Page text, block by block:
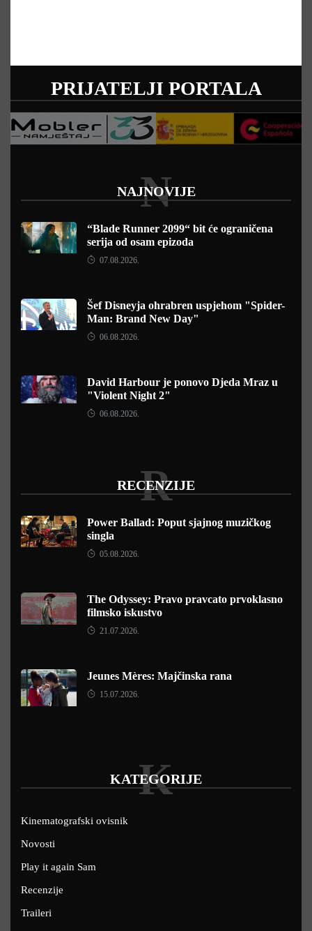
PRIJATELJI PORTALA
NAJNOVIJE
N
“Blade Runner 2099“ bit će ograničena
serija od osam epizoda
07.08.2026.
Šef Disneyja ohrabren uspjehom "Spider-
Man: Brand New Day"
06.08.2026.
David Harbour je ponovo Djeda Mraz u
"Violent Night 2"
06.08.2026.
RECENZIJE
R
Power Ballad: Poput sjajnog muzičkog
singla
05.08.2026.
The Odyssey: Pravo pravcato prvoklasno
filmsko iskustvo
21.07.2026.
Jeunes Mères: Majčinska rana
15.07.2026.
KATEGORIJE
K
Kinematografski ovisnik
Novosti
Play it again Sam
Recenzije
Traileri